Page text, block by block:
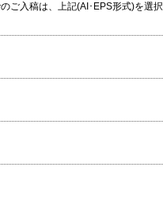
ご入稿は、上記(AI･EPS形式)を選択